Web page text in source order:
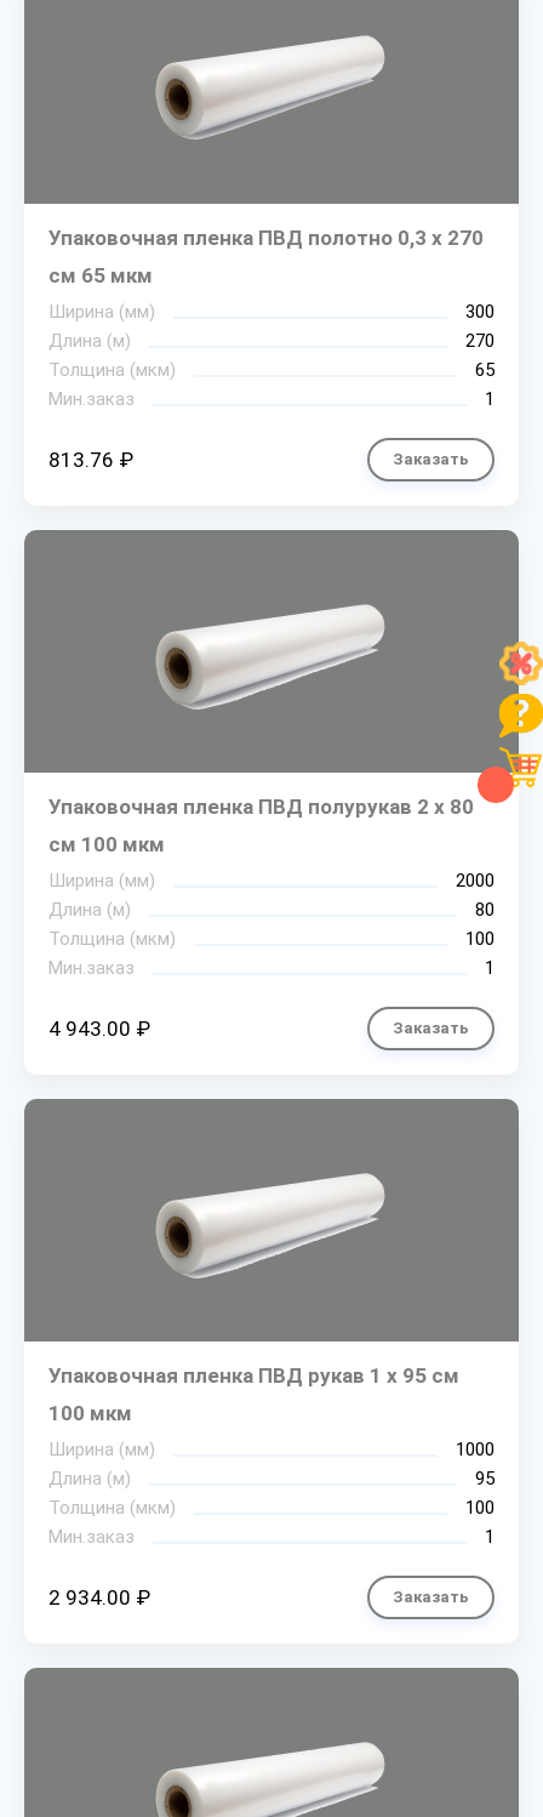
Упаковочная пленка ПВД полотно 0,3 х 270
см 65 мкм
Ширина (мм)
300
Длина (м)
270
Толщина (мкм)
65
Мин.заказ
1
813.76 ₽ Заказать
Упаковочная пленка ПВД полурукав 2 х 80
см 100 мкм
Ширина (мм)
2000
Длина (м)
80
Толщина (мкм)
100
Мин.заказ
1
4 943.00 ₽ Заказать
Упаковочная пленка ПВД рукав 1 х 95 см
100 мкм
Ширина (мм)
1000
Длина (м)
95
Толщина (мкм)
100
Мин.заказ
1
2 934.00 ₽ Заказать